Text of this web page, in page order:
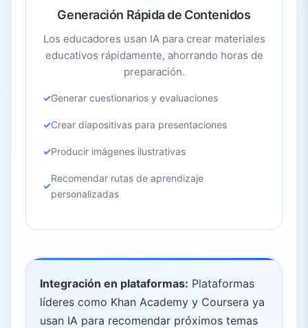
Generación Rápida de Contenidos
Los educadores usan IA para crear materiales
educativos rápidamente, ahorrando horas de
preparación.
Generar cuestionarios y evaluaciones
Crear diapositivas para presentaciones
Producir imágenes ilustrativas
Recomendar rutas de aprendizaje
personalizadas
Integración en plataformas: Plataformas
líderes como Khan Academy y Coursera ya
usan IA para recomendar próximos temas